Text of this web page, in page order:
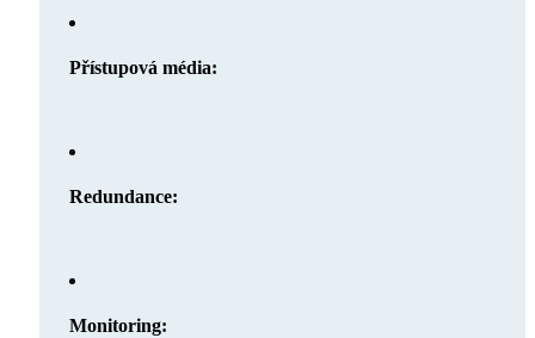
Přístupová média:
Redundance:
Monitoring: